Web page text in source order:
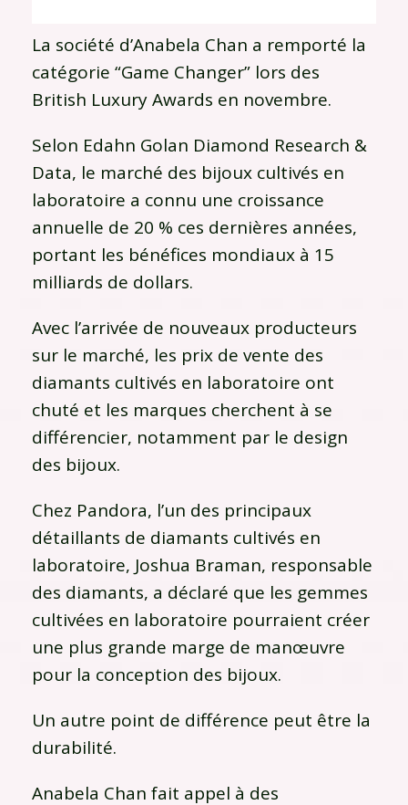
La société d’Anabela Chan a remporté la
catégorie “Game Changer” lors des
British Luxury Awards en novembre.
Selon Edahn Golan Diamond Research &
Data, le marché des bijoux cultivés en
laboratoire a connu une croissance
annuelle de 20 % ces dernières années,
portant les bénéfices mondiaux à 15
milliards de dollars.
Avec l’arrivée de nouveaux producteurs
sur le marché, les prix de vente des
diamants cultivés en laboratoire ont
chuté et les marques cherchent à se
différencier, notamment par le design
des bijoux.
Chez Pandora, l’un des principaux
détaillants de diamants cultivés en
laboratoire, Joshua Braman, responsable
des diamants, a déclaré que les gemmes
cultivées en laboratoire pourraient créer
une plus grande marge de manœuvre
pour la conception des bijoux.
Un autre point de différence peut être la
durabilité.
Anabela Chan fait appel à des